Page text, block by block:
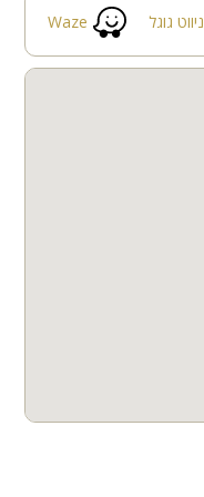
קבוצות גדולות
Waze ניווט גוגל